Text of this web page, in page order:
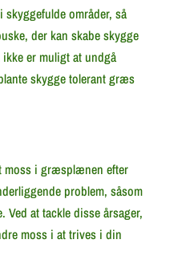
skyggefulde områder, så
der kan skabe skygge
er muligt at undgå
skygge tolerant græs
moss i græsplænen efter
problem, såsom
Ved at tackle disse årsager,
moss i at trives i din